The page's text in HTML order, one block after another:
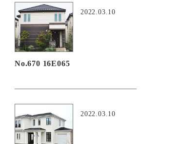
2022.03.10
No.670 16E065
2022.03.10